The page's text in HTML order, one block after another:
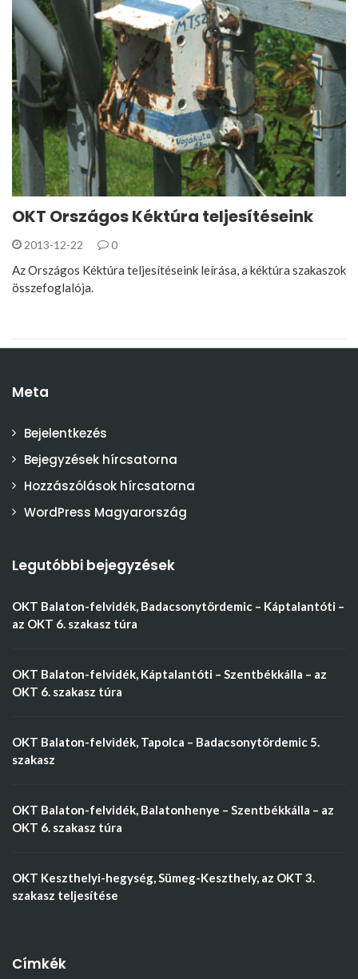
OKT Országos Kéktúra teljesítéseink
2013-12-22 0
Az Országos Kéktúra teljesítéseink leírása, a kéktúra szakaszok
összefoglalója.
Meta
Bejelentkezés
Bejegyzések hírcsatorna
Hozzászólások hírcsatorna
WordPress Magyarország
Legutóbbi bejegyzések
OKT Balaton-felvidék, Badacsonytördemic – Káptalantóti –
az OKT 6. szakasz túra
OKT Balaton-felvidék, Káptalantóti – Szentbékkálla – az
OKT 6. szakasz túra
OKT Balaton-felvidék, Tapolca – Badacsonytördemic 5.
szakasz
OKT Balaton-felvidék, Balatonhenye – Szentbékkálla – az
OKT 6. szakasz túra
OKT Keszthelyi-hegység, Sümeg-Keszthely, az OKT 3.
szakasz teljesítése
Címkék